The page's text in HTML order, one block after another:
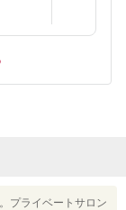
プライベートサロン